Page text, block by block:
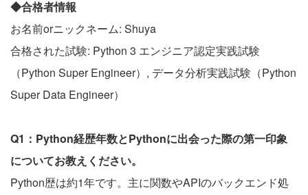
◆合格者情報
お名前orニックネーム: Shuya
合格された試験: Python 3 エンジニア認定実践試験
（Python Super Engineer）, データ分析実践試験（Python
Super Data Engineer）
Q1：Python経歴年数とPythonに出会った際の第一印象
についてお教えください。
Python歴は約1年です。主に関数やAPIのバックエンド処